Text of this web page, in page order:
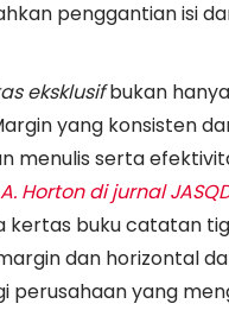
penggantian isi
eksklusifbukan
yang konsisten
menulis serta
Horton di jurnal
buku catatan
dan horizontal
perusahaan yang